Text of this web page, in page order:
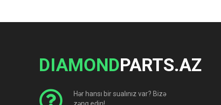
DIAMONDPARTS.AZ
Hər hansı bir sualınız var? Bizə